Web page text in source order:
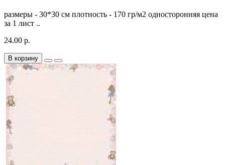
размеры - 30*30 см плотность - 170 гр/м2 односторонняя цена
за 1 лист ..
24.00 р.
В корзину